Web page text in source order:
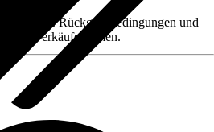
wie z. B. Rückgabebedingungen und
den Verkäufernamen.